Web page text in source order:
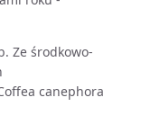
Ze środkowo-
canephora